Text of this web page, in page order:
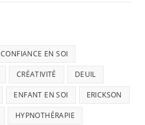
CONFIANCE EN SOI
CRÉATIVITÉ DEUIL
ENFANT EN SOI ERICKSON
HYPNOTHÉRAPIE